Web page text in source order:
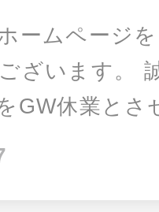
ームページ
ざいます。
GW休業と